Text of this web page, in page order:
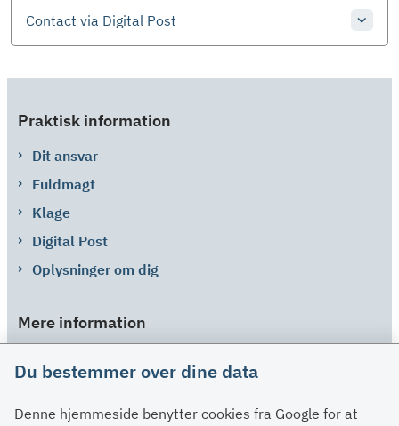
Contact via Digital Post
Praktisk information
Dit ansvar
Fuldmagt
Klage
Digital Post
Oplysninger om dig
Mere information
Spørgsmål og svar
Du bestemmer over dine data
Denne hjemmeside benytter cookies fra Google for at